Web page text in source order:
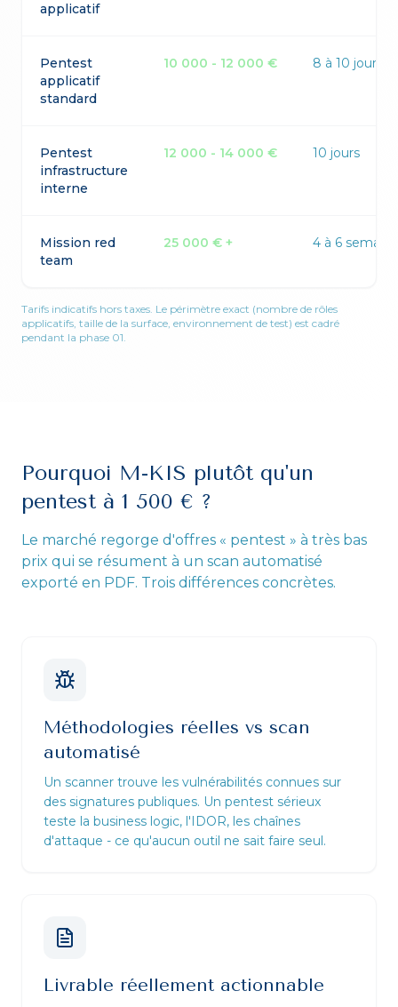
applicatif
Pentest
applicatif
standard
10 000 - 12 000 € 8 à 10 jours
Pentest
infrastructure
interne
12 000 - 14 000 € 10 jours
Mission red
team
25 000 € + 4 à 6
Tarifs indicatifs hors taxes. Le périmètre exact (nombre de rôles
applicatifs, taille de la surface, environnement de test) est cadré
pendant la phase 01.
Pourquoi M-KIS plutôt qu'un
pentest à 1 500 € ?
Le marché regorge d'offres « pentest » à très bas
prix qui se résument à un scan automatisé
exporté en PDF. Trois différences concrètes.
Méthodologies réelles vs scan
automatisé
Un scanner trouve les vulnérabilités connues sur
des signatures publiques. Un pentest sérieux
teste la business logic, l'IDOR, les chaînes
d'attaque - ce qu'aucun outil ne sait faire seul.
Livrable réellement actionnable